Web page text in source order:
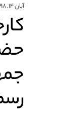
آبان ۱۴, ۱۳۹۸